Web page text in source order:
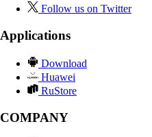
Follow us on Twitter
Applications
Download
Huawei
RuStore
COMPANY